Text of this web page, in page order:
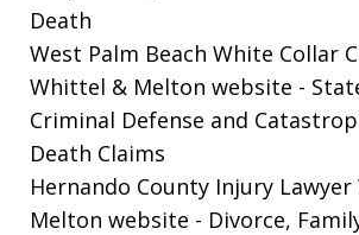
Death
West Palm Beach White Collar
Whittel & Melton website -
Criminal Defense and
Death Claims
Hernando County Injury
Melton website - Divorce,